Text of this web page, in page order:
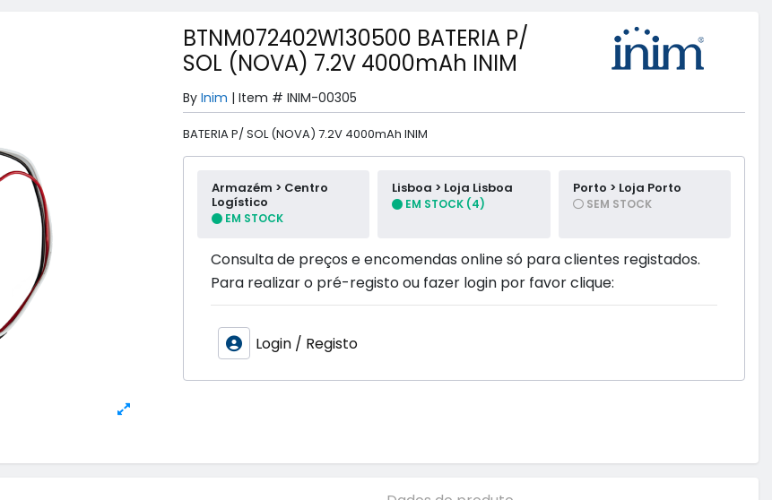
BTNM072402W130500 BATERIA P/
SOL (NOVA) 7.2V 4000mAh INIM
By Inim | Item # INIM-00305
BATERIA P/ SOL (NOVA) 7.2V 4000mAh INIM
Armazém > Centro
Logístico
EM STOCK
Lisboa > Loja Lisboa
EM STOCK (4)
Porto > Loja Porto
SEM STOCK
Consulta de preços e encomendas online só para clientes registados.
Para realizar o pré-registo ou fazer login por favor clique:
Login / Registo